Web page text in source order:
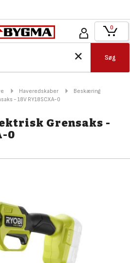
Søg
0
Haveredskaber
Beskæring
- 18V RY18SCXA-0
Grensaks -
0